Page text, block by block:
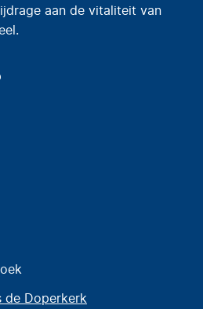
aan de vitaliteit van
de Doperkerk